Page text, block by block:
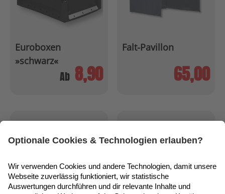
Euroboxen
»schwarz«
Ab 8,90
Falt-Pavillon
65,00